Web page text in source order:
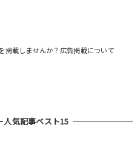
掲載しませんか？広告掲載について
人気記事ベスト15